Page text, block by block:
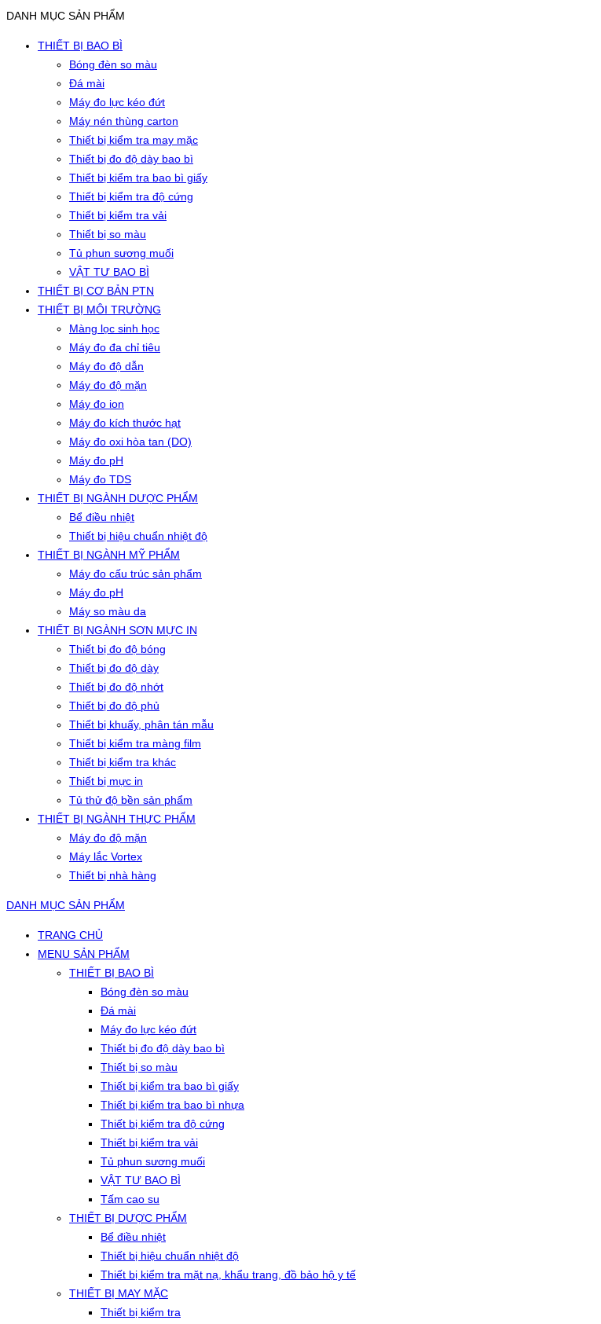
DANH MỤC SẢN PHẨM
THIẾT BỊ BAO BÌ
Bóng đèn so màu
Đá mài
Máy đo lực kéo đứt
Máy nén thùng carton
Thiết bị kiểm tra may mặc
Thiết bị đo độ dày bao bì
Thiết bị kiểm tra bao bì giấy
Thiết bị kiểm tra độ cứng
Thiết bị kiểm tra vải
Thiết bị so màu
Tủ phun sương muối
VẬT TƯ BAO BÌ
THIẾT BỊ CƠ BẢN PTN
THIẾT BỊ MÔI TRƯỜNG
Màng lọc sinh học
Máy đo đa chỉ tiêu
Máy đo độ dẫn
Máy đo độ mặn
Máy đo ion
Máy đo kích thước hạt
Máy đo oxi hòa tan (DO)
Máy đo pH
Máy đo TDS
THIẾT BỊ NGÀNH DƯỢC PHẨM
Bể điều nhiệt
Thiết bị hiệu chuẩn nhiệt độ
THIẾT BỊ NGÀNH MỸ PHẨM
Máy đo cấu trúc sản phẩm
Máy đo pH
Máy so màu da
THIẾT BỊ NGÀNH SƠN MỰC IN
Thiết bị đo độ bóng
Thiết bị đo độ dày
Thiết bị đo độ nhớt
Thiết bị đo độ phủ
Thiết bị khuấy, phân tán mẫu
Thiết bị kiểm tra màng film
Thiết bị kiểm tra khác
Thiết bị mực in
Tủ thử độ bền sản phẩm
THIẾT BỊ NGÀNH THỰC PHẨM
Máy đo độ mặn
Máy lắc Vortex
Thiết bị nhà hàng
DANH MỤC SẢN PHẨM
TRANG CHỦ
MENU SẢN PHẨM
THIẾT BỊ BAO BÌ
Bóng đèn so màu
Đá mài
Máy đo lực kéo đứt
Thiết bị đo độ dày bao bì
Thiết bị so màu
Thiết bị kiểm tra bao bì giấy
Thiết bị kiểm tra bao bì nhựa
Thiết bị kiểm tra độ cứng
Thiết bị kiểm tra vải
Tủ phun sương muối
VẬT TƯ BAO BÌ
Tấm cao su
THIẾT BỊ DƯỢC PHẨM
Bể điều nhiệt
Thiết bị hiệu chuẩn nhiệt độ
Thiết bị kiểm tra mặt nạ, khẩu trang, đồ bảo hộ y tế
THIẾT BỊ MAY MẶC
Thiết bị kiểm tra